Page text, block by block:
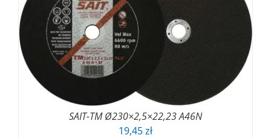
SAIT-TM Ø230×2,5×22,23 A46N
19,45zł